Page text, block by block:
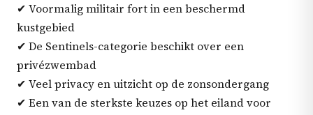
✔ Voormalig militair fort in een beschermd
kustgebied
✔ De Sentinels-categorie beschikt over een
privézwembad
✔ Veel privacy en uitzicht op de zonsondergang
✔ Een van de sterkste keuzes op het eiland voor